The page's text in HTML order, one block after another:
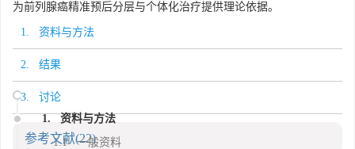
为前列腺癌精准预后分层与个体化治疗提供理论依据。
1. 资料与方法
2. 结果
3. 讨论
参考文献(22)
1. 资料与方法
1.1 一般资料